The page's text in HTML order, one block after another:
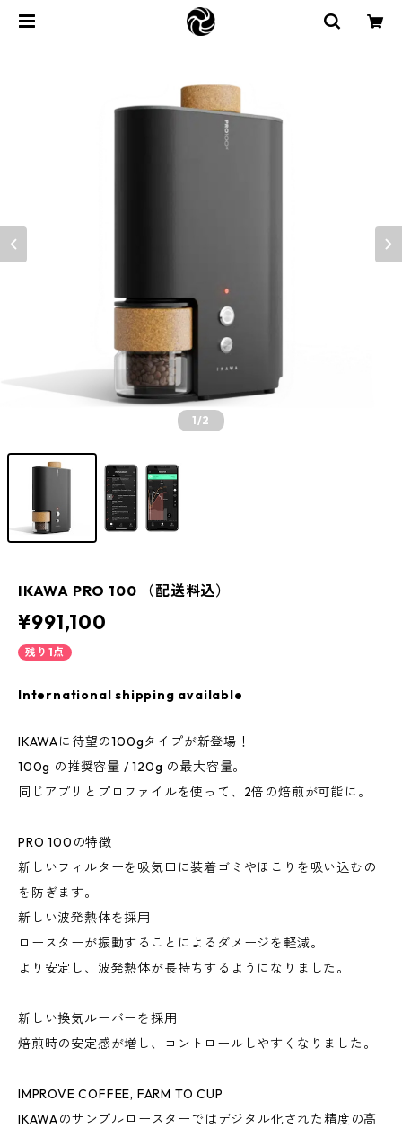
1/2
IKAWA PRO 100 （配送料込）
¥991,100
残り1点
International shipping available
IKAWAに待望の100gタイプが新登場！
100g の推奨容量 / 120g の最大容量。
同じアプリとプロファイルを使って、2倍の焙煎が可能に。
PRO 100の特徴
新しいフィルターを吸気口に装着ゴミやほこりを吸い込むの
を防ぎます。
新しい波発熱体を採用
ロースターが振動することによるダメージを軽減。
より安定し、波発熱体が長持ちするようになりました。
新しい換気ルーバーを採用
焙煎時の安定感が増し、コントロールしやすくなりました。
IMPROVE COFFEE, FARM TO CUP
IKAWAのサンプルロースターではデジタル化された精度の高